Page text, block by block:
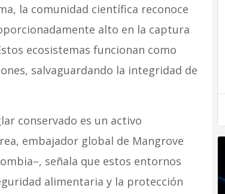
la comunidad científica reconoce
alto en la captura
ecosistemas funcionan como
salvaguardando la integridad de
conservado es un activo
embajador global de Mangrove
señala que estos entornos
alimentaria y la protección